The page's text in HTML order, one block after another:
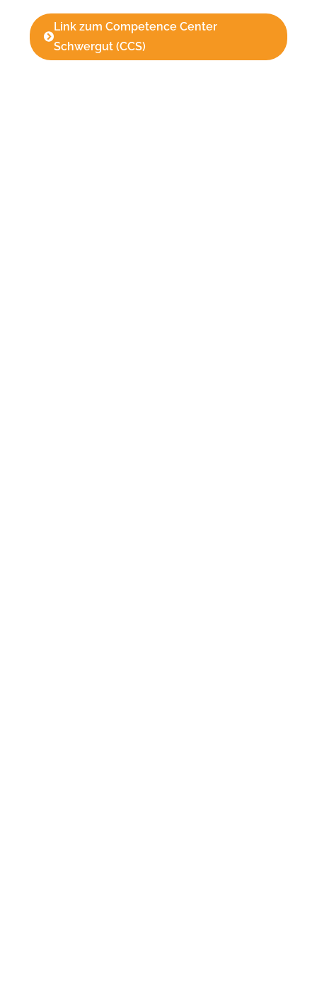
Link zum Competence Center
Schwergut (CCS)